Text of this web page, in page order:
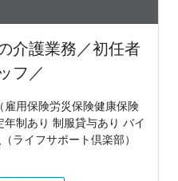
介護業務／初任者
フ／
雇用保険労災保険健康保険
制あり 制服貸与あり バイ
ライフサポート倶楽部）